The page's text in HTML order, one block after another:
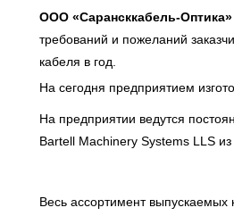
ООО «Сарансккабель-Оптика»
требований и пожеланий
кабеля в год.
На сегодня предприятием
На предприятии ведутся
Bartell Machinery Systems LLS
Весь ассортимент выпускаемых